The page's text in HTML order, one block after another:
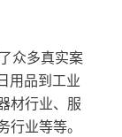
众多真实案
用品到工业
材行业、服
业等等。